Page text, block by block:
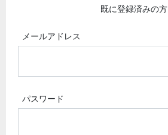
既に登録済みの方
メールアドレス
パスワード